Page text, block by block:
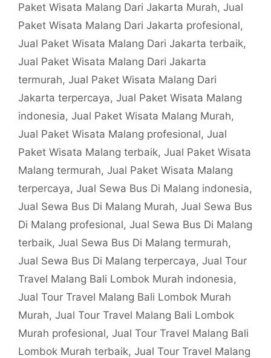
Paket Wisata Malang Dari Jakarta Murah, Jual
Paket Wisata Malang Dari Jakarta profesional,
Jual Paket Wisata Malang Dari Jakarta terbaik,
Jual Paket Wisata Malang Dari Jakarta
termurah, Jual Paket Wisata Malang Dari
Jakarta terpercaya, Jual Paket Wisata Malang
indonesia, Jual Paket Wisata Malang Murah,
Jual Paket Wisata Malang profesional, Jual
Paket Wisata Malang terbaik, Jual Paket Wisata
Malang termurah, Jual Paket Wisata Malang
terpercaya, Jual Sewa Bus Di Malang indonesia,
Jual Sewa Bus Di Malang Murah, Jual Sewa Bus
Di Malang profesional, Jual Sewa Bus Di Malang
terbaik, Jual Sewa Bus Di Malang termurah,
Jual Sewa Bus Di Malang terpercaya, Jual Tour
Travel Malang Bali Lombok Murah indonesia,
Jual Tour Travel Malang Bali Lombok Murah
Murah, Jual Tour Travel Malang Bali Lombok
Murah profesional, Jual Tour Travel Malang Bali
Lombok Murah terbaik, Jual Tour Travel Malang